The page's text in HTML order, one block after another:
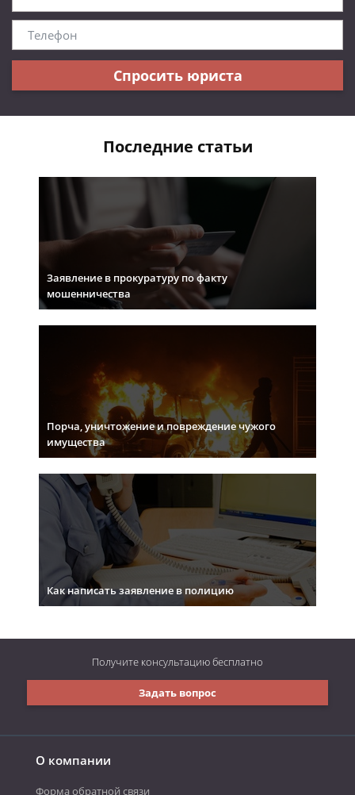
Спросить юриста
Последние статьи
Заявление в прокуратуру по факту
мошенничества
Порча, уничтожение и повреждение чужого
имущества
Как написать заявление в полицию
О компании
Форма обратной связи
Задать вопрос
Получите консультациюбесплатно